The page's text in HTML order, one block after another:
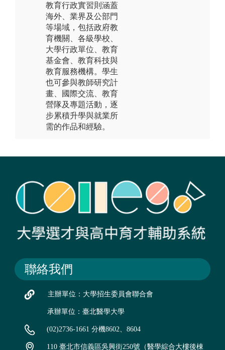
教育行政實習則涵蓋
海外、業界及公部門
等場域，包括政府教
育機關、各級學校、
大學行政單位、教育
基金會、教育科技與
教育服務機構。學生
也可參與教師研究計
畫、國際交流、教育
營隊及專題活動，逐
步累積升學與就業所
需的作品和經驗。
聯絡我們
主辦單位：大學招生委員會聯合會
承辦單位：臺北醫學大學
(02)2736-1661 分機8602、8604
110 臺北市信義區吳興街250號（醫學綜合大樓後棟